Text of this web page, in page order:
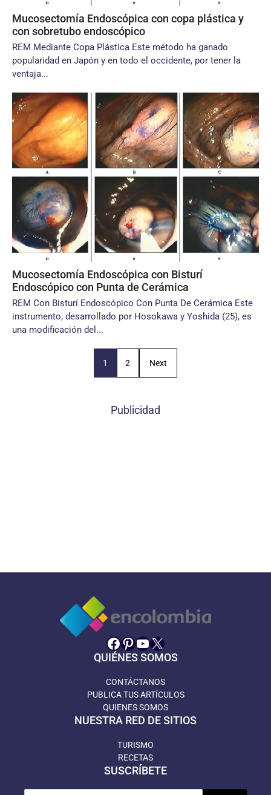
Mucosectomía Endoscópica con copa plástica y
con sobretubo endoscópico
REM Mediante Copa Plástica Este método ha ganado
popularidad en Japón y en todo el occidente, por tener la
ventaja...
Mucosectomía Endoscópica con Bisturí
Endoscópico con Punta de Cerámica
REM Con Bisturí Endoscópico Con Punta De Cerámica Este
instrumento, desarrollado por Hosokawa y Yoshida (25), es
una modificación del...
1 2 Next
Publicidad
Facebook
Pinterest
YouTube
X
QUIÉNES SOMOS
CONTÁCTANOS
PUBLICA TUS ARTÍCULOS
QUIENES SOMOS
NUESTRA RED DE SITIOS
TURISMO
RECETAS
SUSCRÍBETE